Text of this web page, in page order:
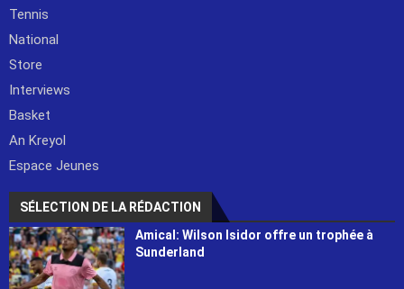
Tennis
National
Store
Interviews
Basket
An Kreyol
Espace Jeunes
SÉLECTION DE LA RÉDACTION
Amical: Wilson Isidor offre un trophée à
Sunderland